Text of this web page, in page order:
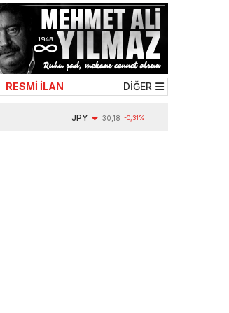
RESMİ İLAN DİĞER
JPY 30,18 -0,31%